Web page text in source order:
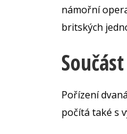
námořní
britských
Pořízení
počítá také s